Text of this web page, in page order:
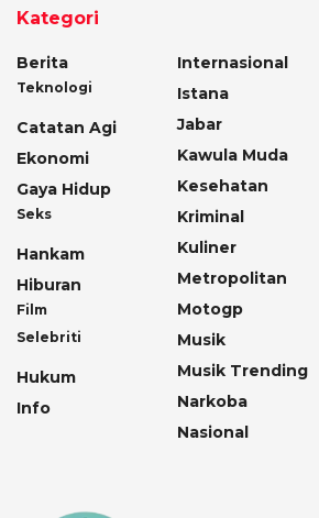
Kategori
Berita
Teknologi
Catatan Agi
Ekonomi
Gaya Hidup
Seks
Hankam
Hiburan
Film
Selebriti
Hukum
Info
Internasional
Istana
Jabar
Kawula Muda
Kesehatan
Kriminal
Kuliner
Metropolitan
Motogp
Musik
Musik Trending
Narkoba
Nasional